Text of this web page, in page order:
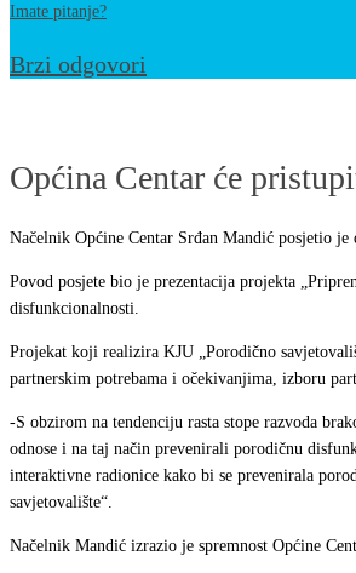
Imate pitanje?
Brzi odgovori
SA
SAVJETOVALIŠTEM
Općina Centar će
Načelnik Općine Centar Srđan Mandić posjetio
Povod posjete bio je prezentacija projekta
disfunkcionalnosti.
Projekat koji realizira KJU „Porodično
partnerskim potrebama i očekivanjima, izboru
-S obzirom na tendenciju rasta stope razvoda
odnose i na taj način prevenirali porodičnu
interaktivne radionice kako bi se prevenirala
savjetovalište“.
Načelnik Mandić izrazio je spremnost Općine